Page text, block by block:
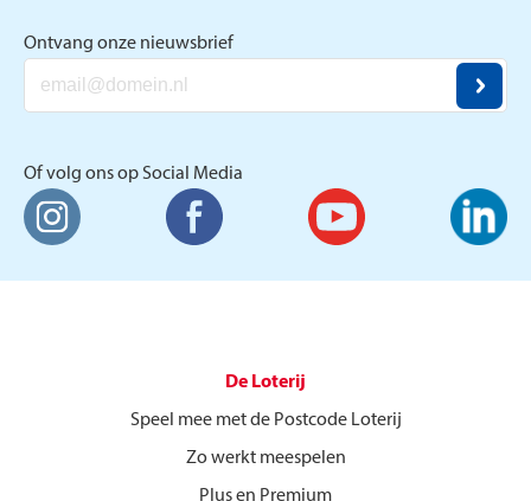
Ontvang onze nieuwsbrief
Of volg ons op Social Media
De Loterij
Speel mee met de Postcode Loterij
Zo werkt meespelen
Plus en Premium